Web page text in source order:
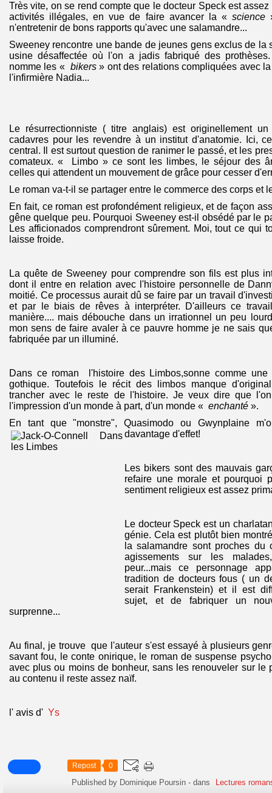
Très vite, on se rend compte que le docteur Speck est
activités illégales, en vue de faire avancer la «science
n'entretenir de bons rapports qu'avec une salamandre...
Sweeney rencontre une bande de jeunes gens exclus de la
usine désaffectée où l'on a jadis fabriqué des
nomme les « bikers» ont des relations compliquées avec
l'infirmière Nadia...
Le résurrectionniste ( titre anglais) est originellement
cadavres pour les revendre à un institut d'anatomie. Ici,
central. Il est surtout question de ranimer le passé, et les
comateux. « Limbo » ce sont les limbes, le séjour des
celles qui attendent un mouvement de grâce pour cesser
Le roman va-t-il se partager entre le commerce des corps et
En fait, ce roman est profondément religieux, et de façon
gêne quelque peu. Pourquoi Sweeney est-il obsédé par le
Les afficionados comprendront sûrement. Moi, tout ce qui
laisse froide.
La quête de Sweeney pour comprendre son fils est plus
dont il entre en relation avec l'histoire personnelle de
moitié. Ce processus aurait dû se faire par un travail
et par le biais de rêves à interpréter. D'ailleurs ce
manière.... mais débouche dans un irrationnel un peu
mon sens de faire avaler à ce pauvre homme je ne sais
fabriquée par un illuminé.
Dans ce roman l'histoire des Limbos,sonne comme
gothique. Toutefois le récit des limbos manque
trancher avec le reste de l'histoire. Je veux dire que
l'impression d'un monde à part, d'un monde « enchanté ».
En tant que "monstre", Quasimodo ou Gwynplaine
davantage d'effet!
Les bikers sont des mauvais
refaire une morale et pourquoi
sentiment religieux est assez
Le docteur Speck est un
génie. Cela est plutôt bien
la salamandre sont proches
agissements sur les
peur...mais ce personnage
tradition de docteurs fous ( un
serait Frankenstein) et il est
sujet, et de fabriquer un
surprenne...
Au final, je trouve que l'auteur s'est essayé à plusieurs
savant fou, le conte onirique, le roman de suspense
avec plus ou moins de bonheur, sans les renouveler sur le
au contenu il reste assez naïf.
l' avis d' Ys
Repost 0
Published by Dominique Poursin -dans Lectures